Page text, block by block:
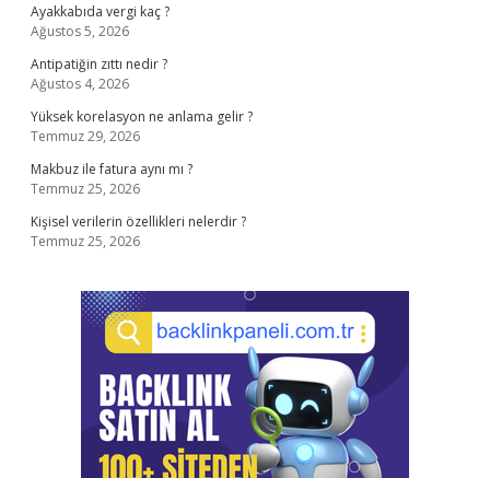
Ayakkabıda vergi kaç ?
Ağustos 5, 2026
Antipatiğin zıttı nedir ?
Ağustos 4, 2026
Yüksek korelasyon ne anlama gelir ?
Temmuz 29, 2026
Makbuz ile fatura aynı mı ?
Temmuz 25, 2026
Kişisel verilerin özellikleri nelerdir ?
Temmuz 25, 2026